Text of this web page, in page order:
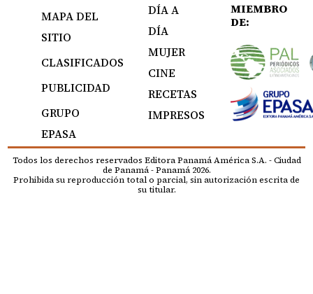
MAPA DEL
SITIO
CLASIFICADOS
PUBLICIDAD
GRUPO
EPASA
DÍA A
DÍA
MUJER
CINE
RECETAS
IMPRESOS
MIEMBRO
DE:
Todos los derechos reservados Editora Panamá América S.A. - Ciudad
de Panamá - Panamá 2026.
Prohibida su reproducción total o parcial, sin autorización escrita de
su titular.